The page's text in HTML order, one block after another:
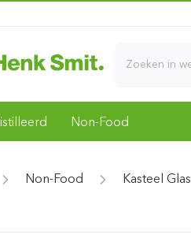
Non-Food
Non-Food Kasteel Glas